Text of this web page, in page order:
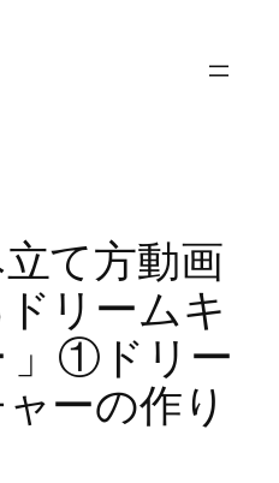
て方動画
ドリームキ
」①ドリー
ーの作り